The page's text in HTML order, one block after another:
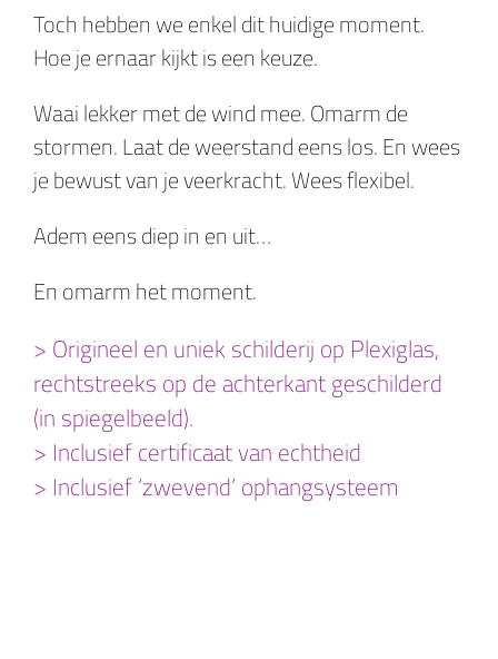
Toch hebben we enkel dit huidige moment.
Hoe je ernaar kijkt is een keuze.
Waai lekker met de wind mee. Omarm de
stormen. Laat de weerstand eens los. En wees
je bewust van je veerkracht. Wees flexibel.
Adem eens diep in en uit…
En omarm het moment.
> Origineel en uniek schilderij op Plexiglas,
rechtstreeks op de achterkant geschilderd
(in spiegelbeeld).
> Inclusief certificaat van echtheid
> Inclusief ‘zwevend’ ophangsysteem